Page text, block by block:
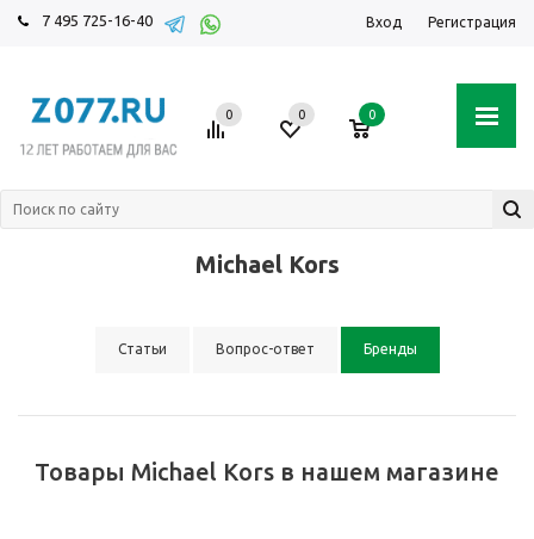
7 495 725-16-40 Вход Регистрация
0 0 0
Michael Kors
Статьи Вопрос-ответ Бренды
Товары Michael Kors в нашем магазине